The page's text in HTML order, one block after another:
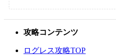
攻略コンテンツ
ログレス攻略TOP